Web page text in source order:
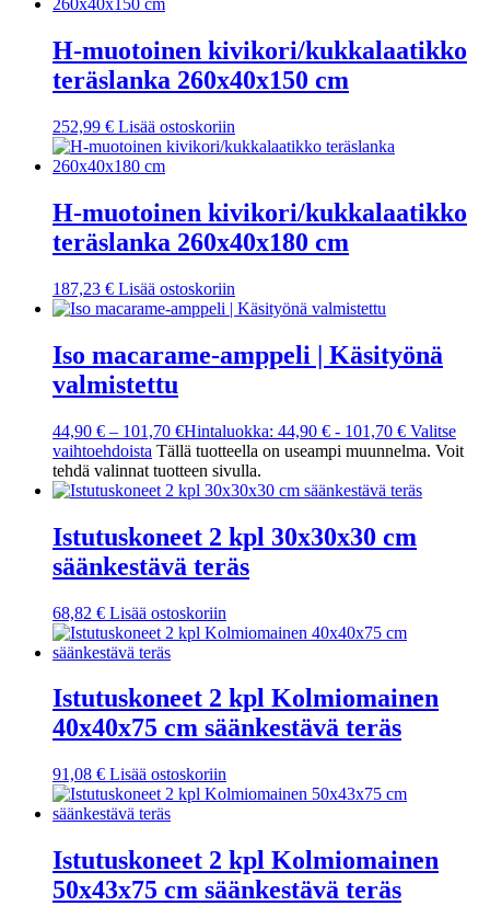
H-muotoinen kivikori/kukkalaatikko
teräslanka 260x40x150 cm
252,99 € Lisää ostoskoriin
H-muotoinen kivikori/kukkalaatikko
teräslanka 260x40x180 cm
187,23 € Lisää ostoskoriin
Iso macarame-amppeli | Käsityönä
valmistettu
44,90 € – 101,70 €Hintaluokka: 44,90 € - 101,70 € Valitse
vaihtoehdoista Tällä tuotteella on useampi muunnelma. Voit
tehdä valinnat tuotteen sivulla.
Istutuskoneet 2 kpl 30x30x30 cm
säänkestävä teräs
68,82 € Lisää ostoskoriin
Istutuskoneet 2 kpl Kolmiomainen
40x40x75 cm säänkestävä teräs
91,08 € Lisää ostoskoriin
Istutuskoneet 2 kpl Kolmiomainen
50x43x75 cm säänkestävä teräs